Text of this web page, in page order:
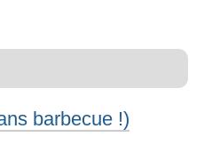
barbecue !)